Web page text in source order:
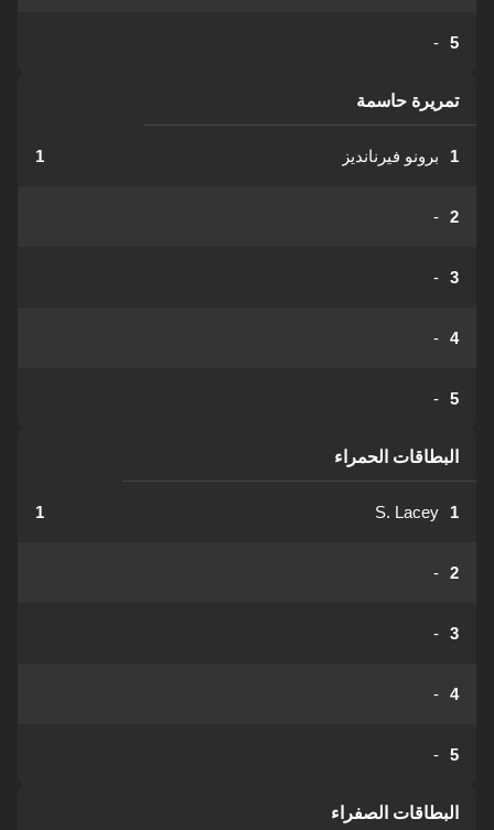
5
-
تمريرة حاسمة
1 برونو فيرنانديز 1
2
-
3
-
4
-
5
-
البطاقات الحمراء
1
S. Lacey
1
2
-
3
-
4
-
5
-
البطاقات الصفراء